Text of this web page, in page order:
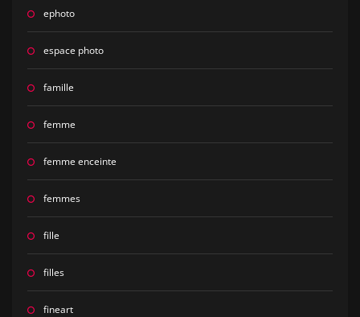
ephoto
espace photo
famille
femme
femme enceinte
femmes
fille
filles
fineart